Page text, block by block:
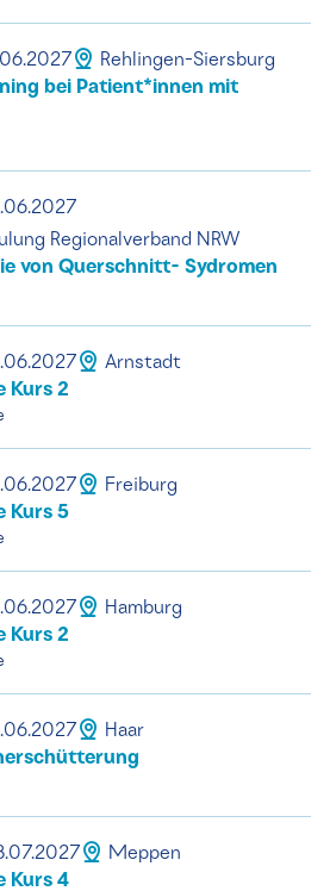
Rehlingen-Siersburg
bei Patient*innen mit
Regionalverband NRW
von Querschnitt- Sydromen
Arnstadt
Kurs 2
Freiburg
Kurs 5
Hamburg
Kurs 2
Haar
Meppen
Kurs 4